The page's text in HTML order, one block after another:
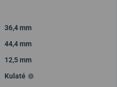
36,4 mm
44,4 mm
12,5 mm
Kulaté